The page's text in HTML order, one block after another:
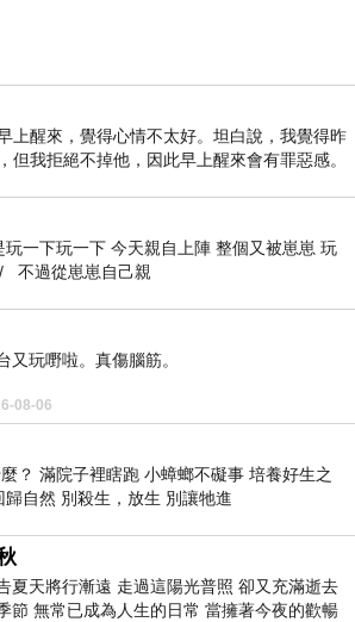
上醒來，覺得心情不太好。坦白說，我覺得昨
但我拒絕不掉他，因此早上醒來會有罪惡感。
一下玩一下 今天親自上陣 整個又被崽崽 玩
不過從崽崽自己親
又玩嘢啦。真傷腦筋。
08-06
？ 滿院子裡瞎跑 小蟑螂不礙事 培養好生之
自然 別殺生，放生 別讓牠進
夏天將行漸遠 走過這陽光普照 卻又充滿逝去
節 無常已成為人生的日常 當擁著今夜的歡暢